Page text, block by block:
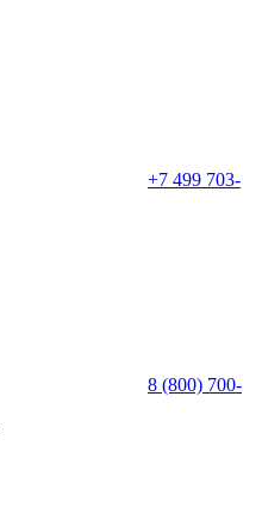
+7 499 703-
8 (800) 700-